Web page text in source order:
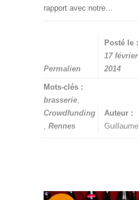
rapport avec notre…
Permalien
Posté le :
17 février
2014
Mots-clés :
brasserie
Crowdfunding
Rennes
Auteur :
Guillaume